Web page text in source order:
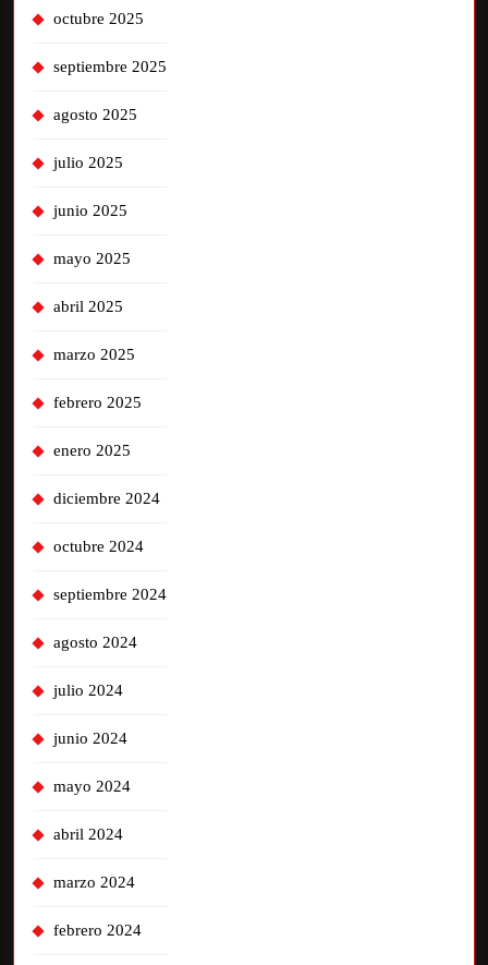
octubre 2025
septiembre 2025
agosto 2025
julio 2025
junio 2025
mayo 2025
abril 2025
marzo 2025
febrero 2025
enero 2025
diciembre 2024
octubre 2024
septiembre 2024
agosto 2024
julio 2024
junio 2024
mayo 2024
abril 2024
marzo 2024
febrero 2024